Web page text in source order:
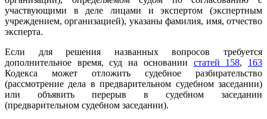
участвующими в деле лицами и экспертом (экспертным
учреждением, организацией), указаны фамилия, имя, отчество
эксперта.
Если для решения названных вопросов требуется
дополнительное время, суд на основании статей 158, 163
Кодекса может отложить судебное разбирательство
(рассмотрение дела в предварительном судебном заседании)
или объявить перерыв в судебном заседании
(предварительном судебном заседании).